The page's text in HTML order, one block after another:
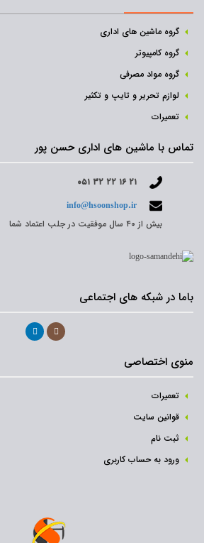
گروه ماشین های اداری
گروه کامپیوتر
گروه مواد مصرفی
لوازم تحریر و تایپ و تکثیر
تعمیرات
تماس با ماشین های اداری حسن پور
۰۵۱ ۳۲ ۲۲ ۱۶ ۲۱
info@hsoonshop.ir
بیش از ۴۰ سال موفقیت در جلب اعتماد شما
باما در شبکه های اجتماعی
منوی اختصاصی
تعمیرات
قوانین سایت
ثبت نام‌
ورود به حساب کاربری